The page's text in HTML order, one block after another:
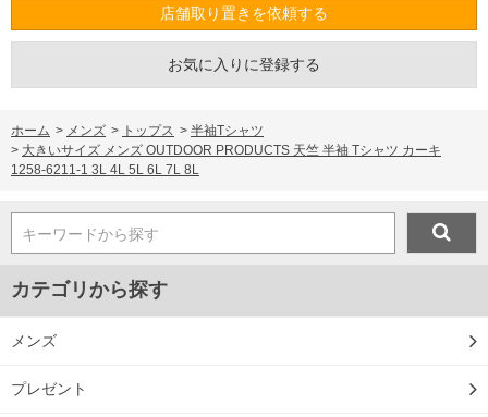
店舗取り置きを依頼する
お気に入りに登録する
ホーム > メンズ > トップス > 半袖Tシャツ
> 大きいサイズ メンズ OUTDOOR PRODUCTS 天竺 半袖 Tシャツ カーキ
1258-6211-1 3L 4L 5L 6L 7L 8L
キーワードから探す
カテゴリから探す
メンズ
プレゼント